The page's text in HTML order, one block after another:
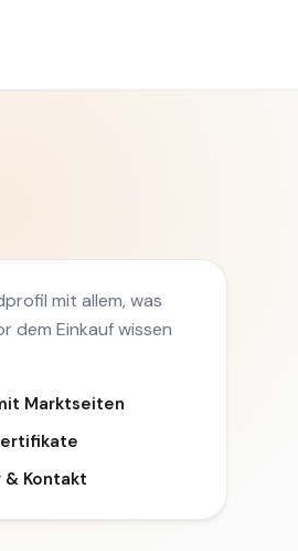
mit allem, was
dem Einkauf wissen
Marktseiten
& Kontakt